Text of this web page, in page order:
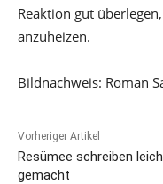
Reaktion gut
anzuheizen.
Bildnachweis: Roman
Vorheriger Artikel
Resümee schreiben
gemacht